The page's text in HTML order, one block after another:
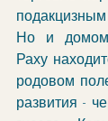
Но и домом
Раху
родовом
развития -